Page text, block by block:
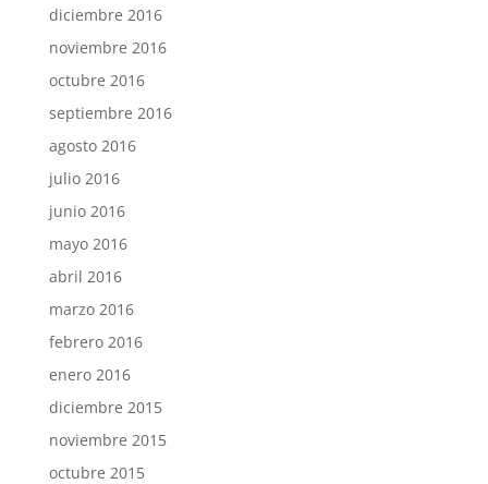
diciembre 2016
noviembre 2016
octubre 2016
septiembre 2016
agosto 2016
julio 2016
junio 2016
mayo 2016
abril 2016
marzo 2016
febrero 2016
enero 2016
diciembre 2015
noviembre 2015
octubre 2015